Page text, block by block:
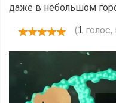
даже в небольшом
(1